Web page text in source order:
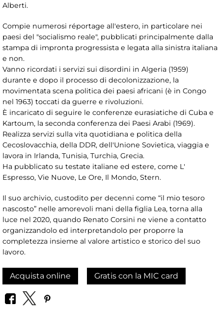
Alberti.
Compie numerosi réportage all'estero, in particolare nei
paesi del "socialismo reale", pubblicati principalmente dalla
stampa di impronta progressista e legata alla sinistra italiana
e non.
Vanno ricordati i servizi sui disordini in Algeria (1959)
durante e dopo il processo di decolonizzazione, la
movimentata scena politica dei paesi africani (è in Congo
nel 1963) toccati da guerre e rivoluzioni.
È incaricato di seguire le conferenze eurasiatiche di Cuba e
Kartoum, la seconda conferenza dei Paesi Arabi (1969).
Realizza servizi sulla vita quotidiana e politica della
Cecoslovacchia, della DDR, dell'Unione Sovietica, viaggia e
lavora in Irlanda, Tunisia, Turchia, Grecia.
Ha pubblicato su testate italiane ed estere, come L'
Espresso, Vie Nuove, Le Ore, Il Mondo, Stern.
Il suo archivio, custodito per decenni come “il mio tesoro
nascosto” nelle amorevoli mani della figlia Lea, torna alla
luce nel 2020, quando Renato Corsini ne viene a contatto
organizzandolo ed interpretandolo per proporre la
completezza insieme al valore artistico e storico del suo
lavoro.
Acquista online Gratis con la MIC card